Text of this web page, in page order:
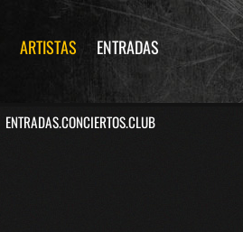
ARTISTAS ENTRADAS
ENTRADAS.CONCIERTOS.CLUB